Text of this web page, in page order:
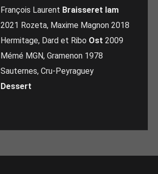
François Laurent Braisseret lam
2021 Rozeta, Maxime Magnon 2018
Hermitage, Dard et Ribo Ost 2009
Mémé MGN, Gramenon 1978
Sauternes, Cru-Peyraguey
Dessert